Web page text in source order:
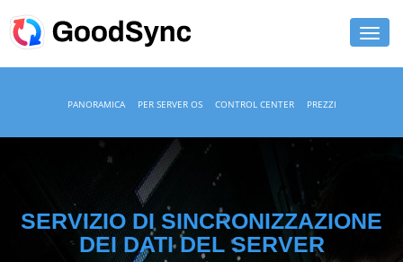
ASSISTENZA
DOWNLOAD
PANORAMICA PER SERVER OS CONTROL CENTER PREZZI
SERVIZIO DI SINCRONIZZAZIONE
DEI DATI DEL SERVER